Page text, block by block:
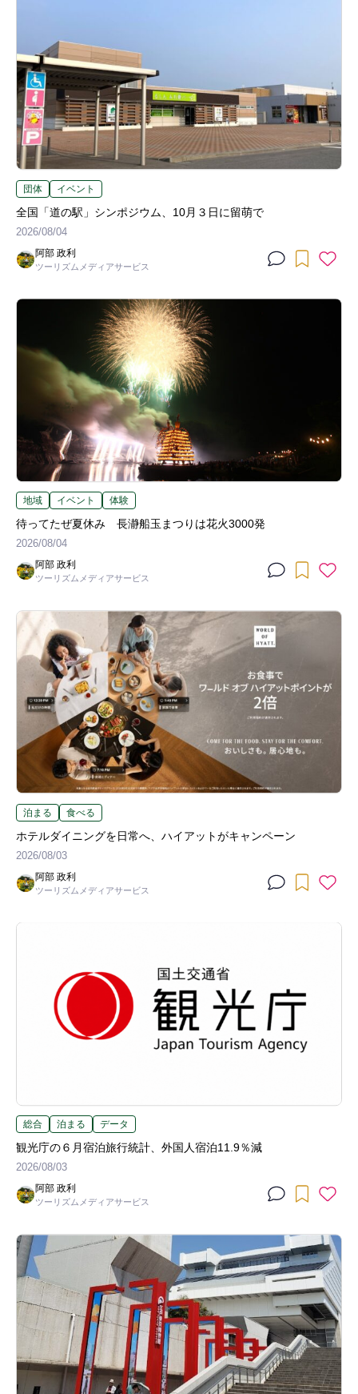
団体 イベント
全国「道の駅」シンポジウム、10月３日に留萌で
2026/08/04
阿部 政利
ツーリズムメディアサービス
地域 イベント 体験
待ってたぜ夏休み 長瀞船玉まつりは花火3000発
2026/08/04
阿部 政利
ツーリズムメディアサービス
泊まる 食べる
ホテルダイニングを日常へ、ハイアットがキャンペーン
2026/08/03
阿部 政利
ツーリズムメディアサービス
総合 泊まる データ
観光庁の６月宿泊旅行統計、外国人宿泊11.9％減
2026/08/03
阿部 政利
ツーリズムメディアサービス